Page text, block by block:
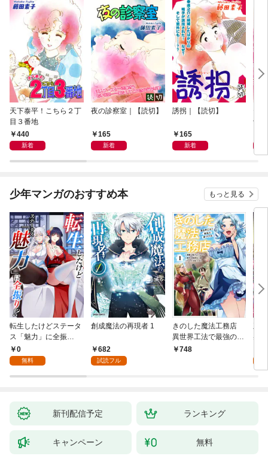
天下泰平！こちら２丁
目３番地
440
新着
夜の診察室｜【読切】
165
新着
誘拐｜【読切】
165
新着
切】
少年マンガのおすすめ本 もっと見る
転生したけどステータ
ス「魅力」に全振
り！？(1)
0
無料
創成魔法の再現者 1
682
試読フル
きのした魔法工務店
異世界工法で最強の家
づくりを（コミック）
748
兆
る
新刊配信予定 ランキング
キャンペーン 無料